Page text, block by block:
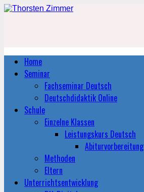
Home
Seminar
Fachseminar Deutsch
Deutschdidaktik Online
Schule
Einzelne Klassen
Leistungskurs Deutsch
Abiturvorbereitung
Methoden
Eltern
Unterrichtsentwicklung